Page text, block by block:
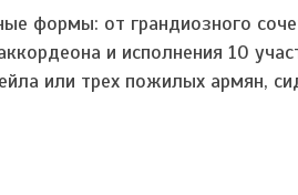
формы: от грандиозного
и исполнения 10
или трех пожилых армян,